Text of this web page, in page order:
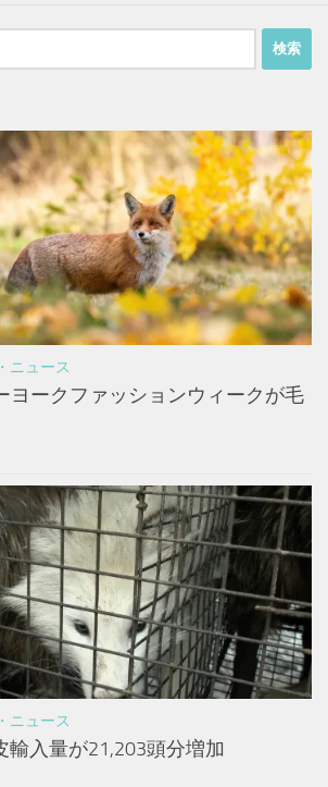
ニュース
ヨークファッションウィークが毛
ニュース
輸入量が21,203頭分増加